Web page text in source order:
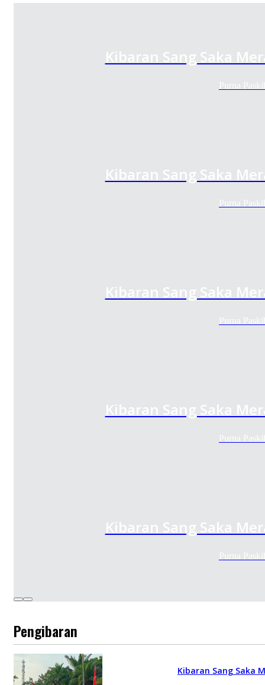
Kibaran Sang Saka
Purna
Kibaran Sang Saka
Purna
Kibaran Sang Saka
Purna
Kibaran Sang Saka
Purna
Kibaran Sang Saka
Purna
Pengibaran
Kibaran Sang Saka